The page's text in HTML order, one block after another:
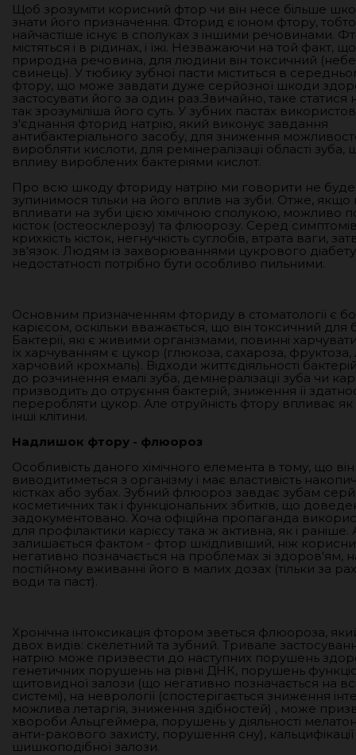
Щоб зрозуміти корисний фтор чи він несе більше
знати його призначення. Фторид є іоном фтору,
найчастіше існує в сполуках з іншими речовинами.
містяться і в рідинах, і їжі. Незважаючи на той факт,
природна речовина, для людини він токсичний
свинець). У тюбику зубної пасти міститься в
фтору, що може завдати дуже серйозної шкоди
застосувати його за один раз.Звичайно, таке
так зрозуміліша його суть. У зубних пастах
з'єднання фторид натрію, який виконує завдання
антибактеріального засобу, для зниження
виробляти кислоти, для ремінералізації області зуба,
впливу вироблених бактеріями кислот.
Про всю шкоду фториду натрію ми говорити не
зупинимося тільки на його вплив на зуби. Отже, якщо
впливати на зуби цією хімічною сполукою, можливо
кісток (остеосклерозу) та флюорозу. Серед
крихкість кісток, негнучкість суглобів, втрата ваги,
зв'язок. Людям із захворюваннями цукрового
недостатності потрібно бути особливо пильними.
Основним призначенням фториду в стоматології є
карієсом, оскільки вважається, що він токсичний для
Бактерії, які є живими організмами, повинні
їх харчуванням є цукор (глюкоза, сахароза, фруктоза,
харчовий крохмаль). Відходи життєдіяльності
до розчинення емалі зуба, демінералізації зуба чи
призводить до отруєння бактерій, зниження її
переробляти цукор. Але отруйність фтору впливає як
інші клітини.
Надлишок фтору - флюороз
Особливість даного хімічного елемента в тому, що
виводитиметься з організму і має властивість
кістках або зубах. Зубний флюороз завдає зубам
косметичних так і функціональних збитків, що
задокументовано. Хоча офіційна пропаганда
для профілактики карієсу така ж активна, як і
залишається фактом - фтор шкідливіший, ніж
негативно позначається на проблемах зі здоров'ям,
постійному вживанні його в малих дозах (тільки за
води та паст).
Хронічна інтоксикація фтором зветься флюороза,
двох видів: скелетний та зубний. Тривале
натрію може призвести до наступних порушень
генетичних порушень на рівні ДНК, порушень
щитовидної залози (що негативно позначається на
системі), на неврології (спостерігається зниження
можлива летаргія, зниження здібностей) , може
хвороби Альцгеймера, порушень у діяльності
анти-ракового захисту, порушення сну),
шишкоподібної залози.